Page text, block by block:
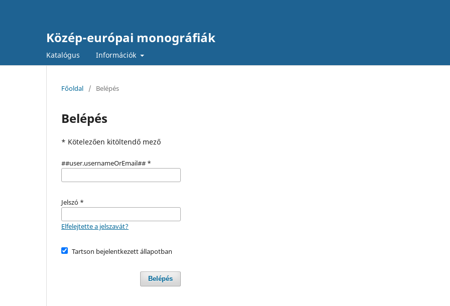
Közép-európai monográfiák
Katalógus Információk
Főoldal / Belépés
Belépés
* Kötelezően kitöltendő mező
##user.usernameOrEmail## *
Jelszó *
Elfelejtette a jelszavát?
Tartson bejelentkezett állapotban
Belépés